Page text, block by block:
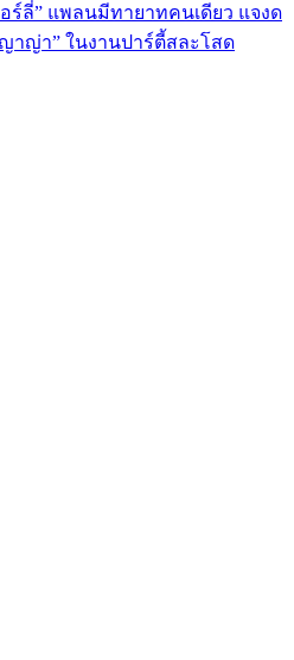
ร์ลี่” แพลนมีทายาทคนเดียว แจงด
าญ่า” ในงานปาร์ตี้สละโสด